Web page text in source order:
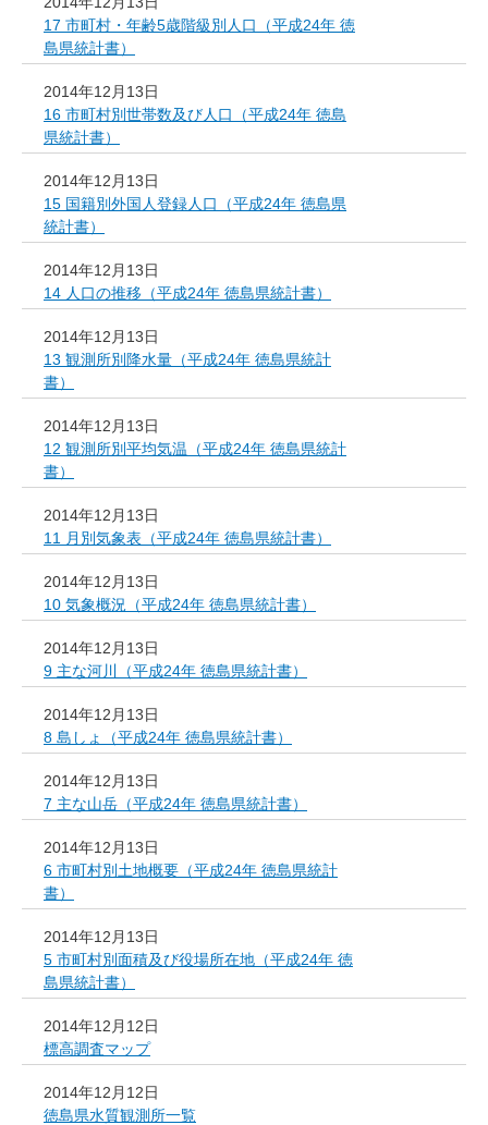
17 市町村・年齢5歳階級別人口（平成24年 徳
島県統計書）
2014年12月13日
16 市町村別世帯数及び人口（平成24年 徳島
県統計書）
2014年12月13日
15 国籍別外国人登録人口（平成24年 徳島県
統計書）
2014年12月13日
14 人口の推移（平成24年 徳島県統計書）
2014年12月13日
13 観測所別降水量（平成24年 徳島県統計
書）
2014年12月13日
12 観測所別平均気温（平成24年 徳島県統計
書）
2014年12月13日
11 月別気象表（平成24年 徳島県統計書）
2014年12月13日
10 気象概況（平成24年 徳島県統計書）
2014年12月13日
9 主な河川（平成24年 徳島県統計書）
2014年12月13日
8 島しょ（平成24年 徳島県統計書）
2014年12月13日
7 主な山岳（平成24年 徳島県統計書）
2014年12月13日
6 市町村別土地概要（平成24年 徳島県統計
書）
2014年12月13日
5 市町村別面積及び役場所在地（平成24年 徳
島県統計書）
2014年12月12日
標高調査マップ
2014年12月12日
徳島県水質観測所一覧